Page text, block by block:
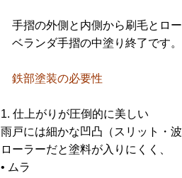
手摺の外側と内側から刷毛とロ
ベランダ手摺の中塗り終了です。
鉄部塗装の必要性
1. 仕上がりが圧倒的に美しい
雨戸には細かな凹凸（スリット・波
ローラーだと塗料が入りにくく、
• ムラ